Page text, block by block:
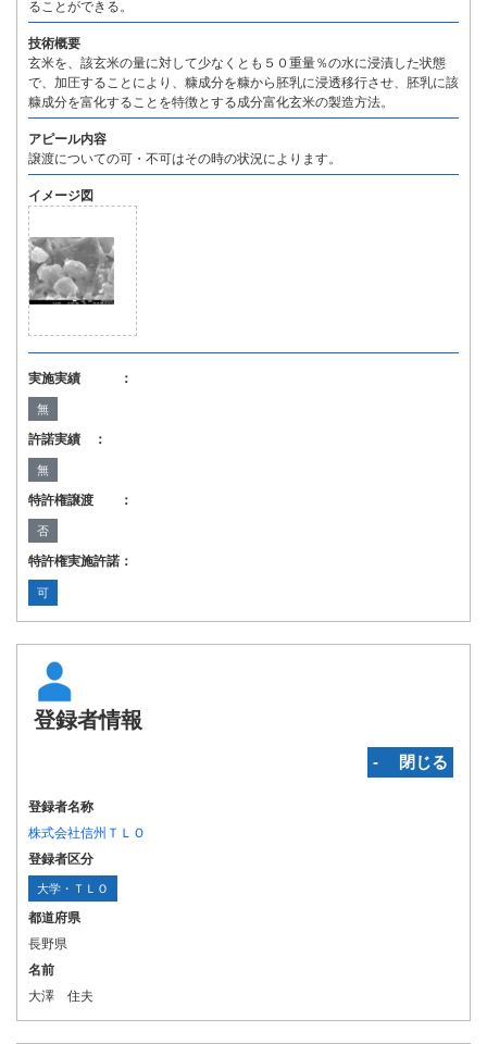
ることができる。
技術概要
玄米を、該玄米の量に対して少なくとも５０重量％の水に浸漬した状態
で、加圧することにより、糠成分を糠から胚乳に浸透移行させ、胚乳に該
糠成分を富化することを特徴とする成分富化玄米の製造方法。
アピール内容
譲渡についての可・不可はその時の状況によります。
イメージ図
実施実績 ：
無
許諾実績 ：
無
特許権譲渡 ：
否
特許権実施許諾：
可
登録者情報
‐ 閉じる
登録者名称
株式会社信州ＴＬＯ
登録者区分
大学・ＴＬＯ
都道府県
長野県
名前
大澤 住夫